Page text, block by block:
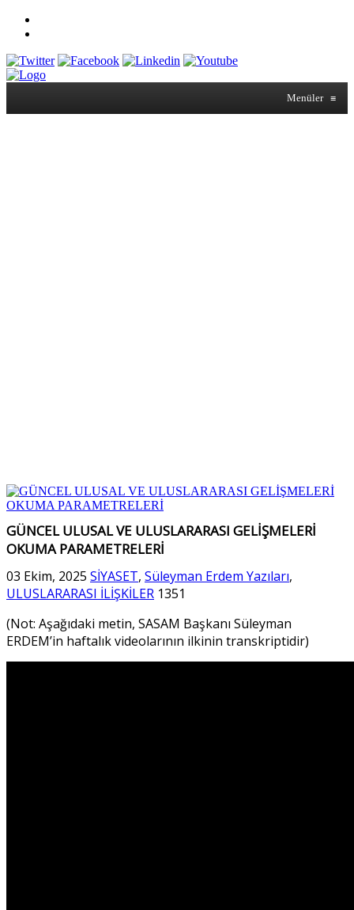
Menüler ≡
GÜNCEL ULUSAL VE ULUSLARARASI GELİŞMELERİ
OKUMA PARAMETRELERİ
03 Ekim, 2025 SİYASET, Süleyman Erdem Yazıları,
ULUSLARARASI İLİŞKİLER 1351
(Not: Aşağıdaki metin, SASAM Başkanı Süleyman
ERDEM’in haftalık videolarının ilkinin transkriptidir)